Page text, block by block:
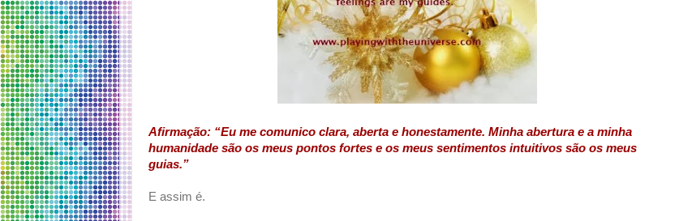
Afirmação: “Eu me comunico clara, aberta e honestamente. Minha abertura e a minha
humanidade são os meus pontos fortes e os meus sentimentos intuitivos são os meus
guias.”
E assim é.